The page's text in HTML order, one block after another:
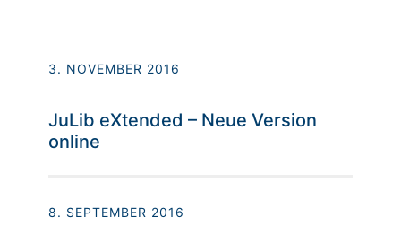
3. NOVEMBER 2016
JuLib eXtended – Neue Version
online
8. SEPTEMBER 2016